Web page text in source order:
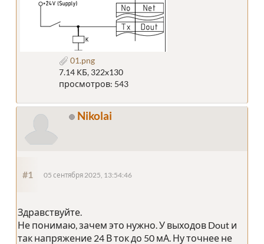
01.png
7.14 КБ, 322x130
просмотров: 543
Nikolai
#1 05 сентября 2025, 13:54:46
Здравствуйте.
Не понимаю, зачем это нужно. У выходов Dout и
так напряжение 24 В ток до 50 мА. Ну точнее не